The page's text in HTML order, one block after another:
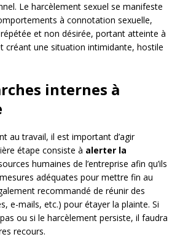
Le harcèlement sexuel se manifeste
à connotation sexuelle,
et non désirée, portant atteinte à
créant une situation intimidante, hostile
internes à
au travail, il est important d’agir
étape consiste à alerter la
humaines de l’entreprise afin qu’ils
adéquates pour mettre fin au
recommandé de réunir des
e-mails, etc.) pour étayer la plainte. Si
ou si le harcèlement persiste, il faudra
recours.